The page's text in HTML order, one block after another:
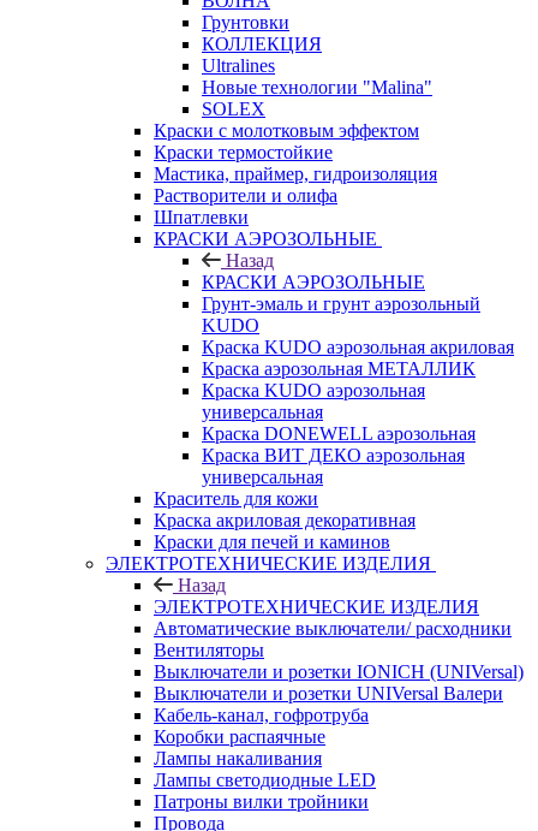
Грунтовки
КОЛЛЕКЦИЯ
Ultralines
Новые технологии "Malina"
SOLEX
Краски с молотковым эффектом
Краски термостойкие
Мастика, праймер, гидроизоляция
Растворители и олифа
Шпатлевки
КРАСКИ АЭРОЗОЛЬНЫЕ
Назад
КРАСКИ АЭРОЗОЛЬНЫЕ
Грунт-эмаль и грунт аэрозольный
KUDO
Краска KUDO аэрозольная акриловая
Краска аэрозольная МЕТАЛЛИК
Краска KUDO аэрозольная
универсальная
Краска DONEWELL аэрозольная
Краска ВИТ ДЕКО аэрозольная
универсальная
Краситель для кожи
Краска акриловая декоративная
Краски для печей и каминов
ЭЛЕКТРОТЕХНИЧЕСКИЕ ИЗДЕЛИЯ
Назад
ЭЛЕКТРОТЕХНИЧЕСКИЕ ИЗДЕЛИЯ
Автоматические выключатели/ расходники
Вентиляторы
Выключатели и розетки IONICH (UNIVersal)
Выключатели и розетки UNIVersal Валери
Кабель-канал, гофротруба
Коробки распаячные
Лампы накаливания
Лампы светодиодные LED
Патроны вилки тройники
Провода